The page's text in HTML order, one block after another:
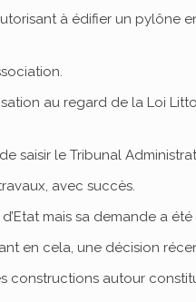
à édifier un pylône
au regard de la Loi
saisir le Tribunal
avec succès.
mais sa demande a été
en cela, une décision
constructions autour